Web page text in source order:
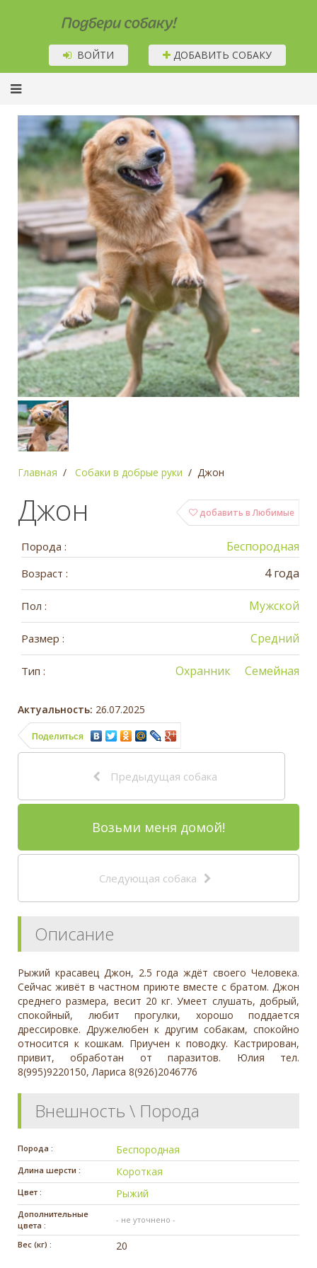
Подбери собаку!
ВОЙТИ ДОБАВИТЬ СОБАКУ
Главная Собаки в добрые руки Джон
добавить в Любимые
Джон
Порода : Беспородная
Возраст : 4 года
Пол : Мужской
Размер : Средний
Тип : Семейная
Охранник
Актуальность: 26.07.2025
Поделиться
Предыдущая собака
Возьми меня домой!
Следующая собака
Описание
Рыжий красавец Джон, 2.5 года ждёт своего Человека.
Сейчас живёт в частном приюте вместе с братом. Джон
среднего размера, весит 20 кг. Умеет слушать, добрый,
спокойный, любит прогулки, хорошо поддается
дрессировке. Дружелюбен к другим собакам, спокойно
относится к кошкам. Приучен к поводку. Кастрирован,
привит, обработан от паразитов. Юлия тел.
8(995)9220150, Лариса 8(926)2046776
Внешность \ Порода
Порода : Беспородная
Длина шерсти : Короткая
Цвет : Рыжий
Дополнительные
цвета :
- не уточнено -
Вес (кг) : 20